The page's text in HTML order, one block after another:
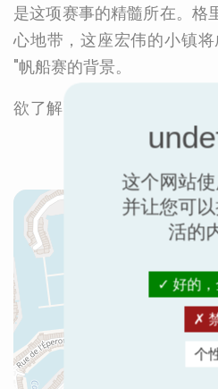
是这项赛事的精髓所在。格
心地带，这座宏伟的小镇
"帆船赛的背景。
欲了解更多信息，请访问
这个网站
并让您可
活的
好的
个